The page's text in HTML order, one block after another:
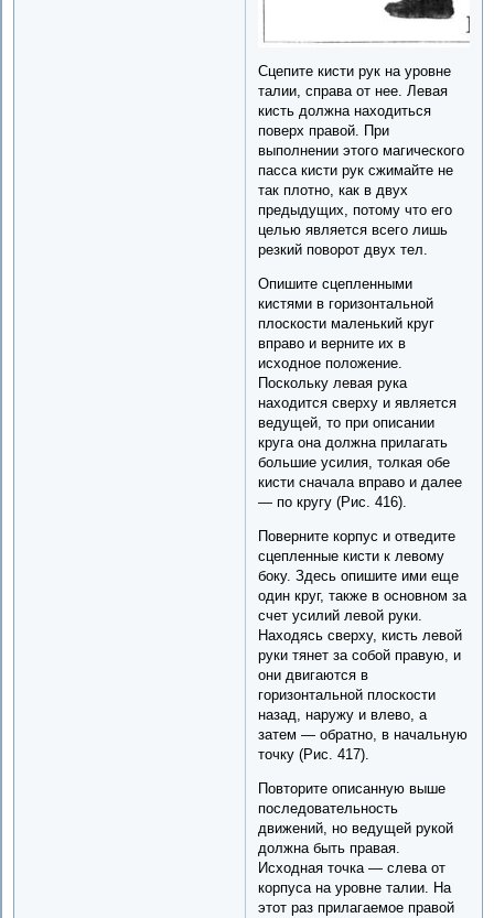
Сцепите кисти рук на уровне
талии, справа от нее. Левая
кисть должна находиться
поверх правой. При
выполнении этого магического
пасса кисти рук сжимайте не
так плотно, как в двух
предыдущих, потому что его
целью является всего лишь
резкий поворот двух тел.
Опишите сцепленными
кистями в горизонтальной
плоскости маленький круг
вправо и верните их в
исходное положение.
Поскольку левая рука
находится сверху и является
ведущей, то при описании
круга она должна прилагать
большие усилия, толкая обе
кисти сначала вправо и далее
— по кругу (Рис. 416).
Поверните корпус и отведите
сцепленные кисти к левому
боку. Здесь опишите ими еще
один круг, также в основном за
счет усилий левой руки.
Находясь сверху, кисть левой
руки тянет за собой правую, и
они двигаются в
горизонтальной плоскости
назад, наружу и влево, а
затем — обратно, в начальную
точку (Рис. 417).
Повторите описанную выше
последовательность
движений, но ведущей рукой
должна быть правая.
Исходная точка — слева от
корпуса на уровне талии. На
этот раз прилагаемое правой